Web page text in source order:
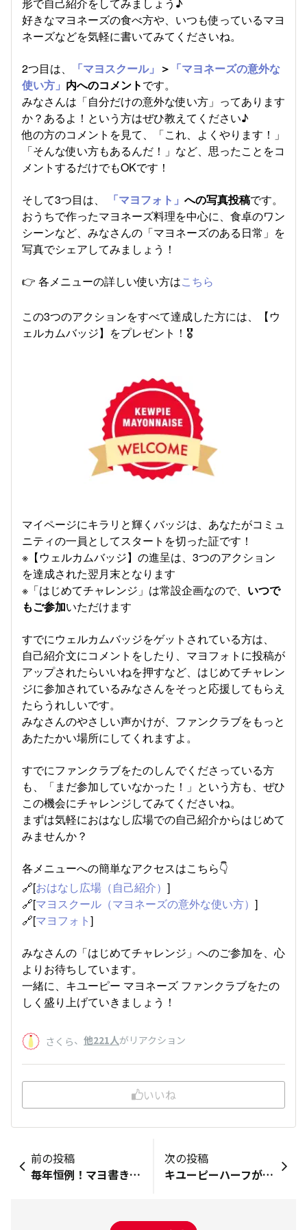
好きなマヨネーズの食べ方や、いつも使っているマヨ
ネーズなどを気軽に書いてみてくださいね。
2つ目は、 「マヨスクール」 ＞ 「マヨネーズの意外な
使い方」 内へのコメントです。
みなさんは「自分だけの意外な使い方」ってあります
か？あるよ！という方はぜひ教えてください♪
他の方のコメントを見て、「これ、よくやります！」
「そんな使い方もあるんだ！」など、思ったことをコ
メントするだけでもOKです！
そして3つ目は、 「マヨフォト」 への写真投稿です。
おうちで作ったマヨネーズ料理を中心に、食卓のワン
シーンなど、みなさんの「マヨネーズのある日常」を
写真でシェアしてみましょう！
👉 各メニューの詳しい使い方はこちら
この3つのアクションをすべて達成した方には、【ウ
ェルカムバッジ】をプレゼント！🎖️
マイページにキラリと輝くバッジは、あなたがコミュ
ニティの一員としてスタートを切った証です！
※【ウェルカムバッジ】の進呈は、3つのアクション
を達成された翌月末となります
※「はじめてチャレンジ」は常設企画なので、 いつで
もご参加いただけます
すでにウェルカムバッジをゲットされている方は、
自己紹介文にコメントをしたり、マヨフォトに投稿が
アップされたらいいねを押すなど、はじめてチャレン
ジに参加されているみなさん​をそっと応援してもらえ
たらうれしいです。
みなさんのやさしい声かけが、ファンクラブをもっと
あたたかい場所にしてくれますよ。
すでにファンクラブをたのしんでくださっている方
も、「まだ参加していなかった！」という方も、ぜひ
この機会にチャレンジしてみてくださいね。
まずは気軽におはなし広場での自己紹介からはじめて
みませんか？
各メニューへの簡単なアクセスはこちら👇
🔗[おはなし広場（自己紹介） ]
🔗[マヨスクール（マヨネーズの意外な使い方） ]
🔗[マヨフォト]
みなさんの「はじめてチャレンジ」へのご参加を、心
よりお待ちしています。
一緒に、キユーピー マヨネーズ ファンクラブをたの
しく盛り上げていきましょう！
さくら、 他221人がリアクション
いいね
前の投稿
毎年恒例！マヨ書き初め 今年の抱負を一文字で書いてみよう♪
次の投稿
キユーピーハーフが大幅リニューアル！新しくなったキユーピーハーフをどんなメニューに使いたい？